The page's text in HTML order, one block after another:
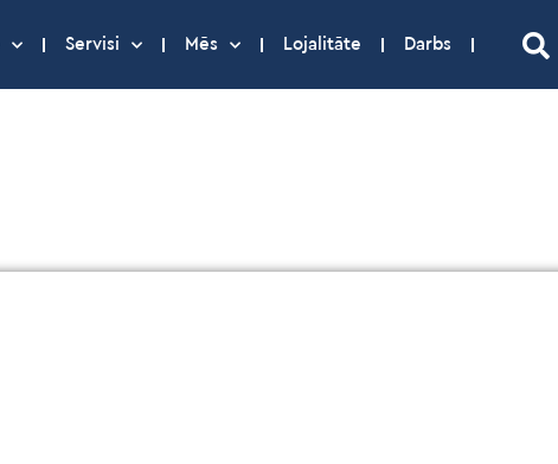
Servisi Mēs Lojalitāte Darbs